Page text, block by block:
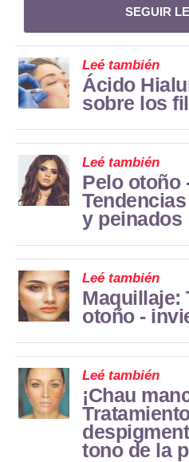
SEGUIR
Leé también
Ácido
sobre los
Leé también
Pelo otoño
y peinados
Leé también
Maquillaje:
otoño -
Leé también
¡Chau
tono de la